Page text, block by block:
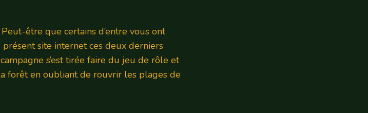
être que certains d’entre vous ont
site internet ces deux derniers
s’est tirée faire du jeu de rôle et
forêt en oubliant de rouvrir les plages de